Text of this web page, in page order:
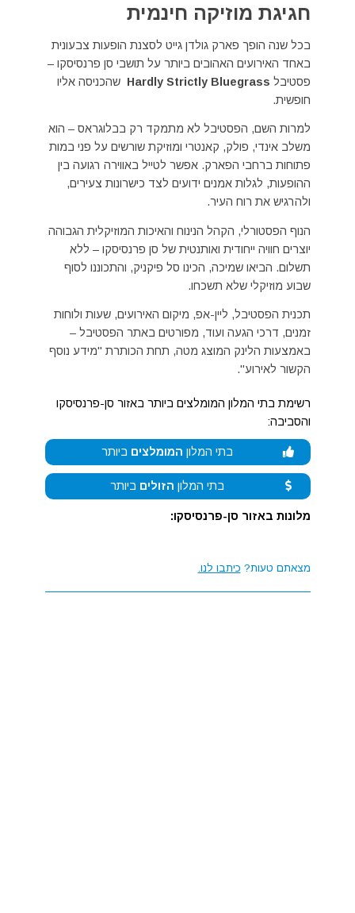
חגיגת מוזיקה חינמית
בכל שנה הופך פארק גולדן גייט לסצנת הופעות צבעונית
באחד האירועים האהובים ביותר על תושבי סן פרנסיסקו –
פסטיבל Hardly Strictly Bluegrass שהכניסה אליו
חופשית.
למרות השם, הפסטיבל לא מתמקד רק בבלוגראס – הוא
משלב אינדי, פולק, קאנטרי ומוזיקת שורשים על פני במות
פתוחות ברחבי הפארק. אפשר לטייל באווירה רגועה בין
ההופעות, לגלות אמנים ידועים לצד כישרונות צעירים,
ולהרגיש את רוח העיר.
הנוף הפסטורלי, הקהל הנינוח והאיכות המוזיקלית הגבוהה
יוצרים חוויה ייחודית ואותנטית של סן פרנסיסקו – ללא
תשלום. הביאו שמיכה, הכינו סל פיקניק, והתכוננו לסוף
שבוע מוזיקלי שלא תשכחו.
תכנית הפסטיבל, ליין-אפ, מיקום האירועים, שעות ולוחות
זמנים, דרכי הגעה ועוד, מפורטים באתר הפסטיבל –
באמצעות הלינק המוצג מטה, תחת הכותרת "מידע נוסף
הקשור לאירוע".
רשימת בתי המלון המומלצים ביותר באזור סן-פרנסיסקו
והסביבה:
בתי המלון המומלצים ביותר
בתי המלון הזולים ביותר
מלונות באזור סן-פרנסיסקו:
מצאתם טעות? כיתבו לנו.